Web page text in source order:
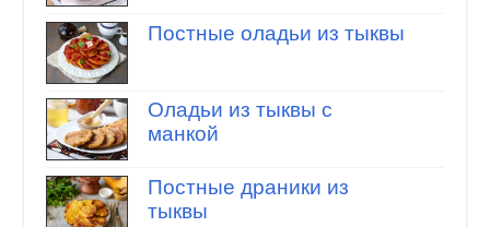
Постные оладьи из тыквы
Оладьи из тыквы с
манкой
Постные драники из
тыквы